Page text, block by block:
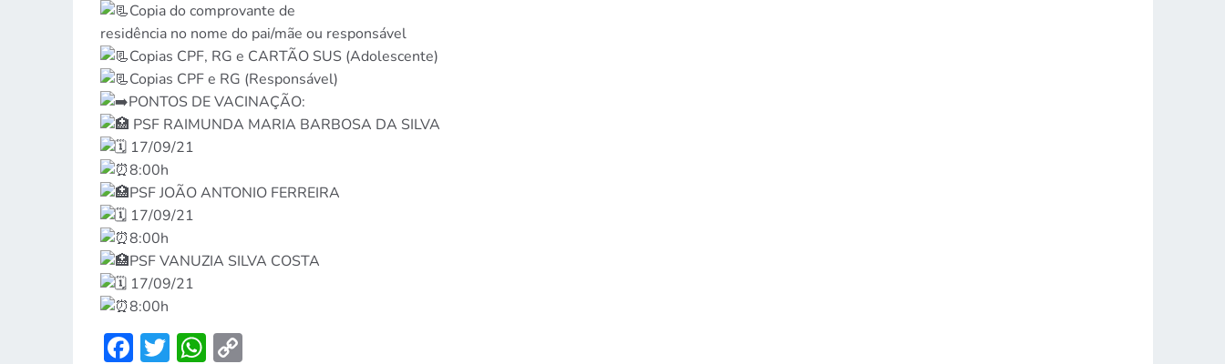
Copia do comprovante de
residência no nome do pai/mãe ou responsável
Copias CPF, RG e CARTÃO SUS (Adolescente)
Copias CPF e RG (Responsável)
PONTOS DE VACINAÇÃO:
PSF RAIMUNDA MARIA BARBOSA DA SILVA
17/09/21
8:00h
PSF JOÃO ANTONIO FERREIRA
17/09/21
8:00h
PSF VANUZIA SILVA COSTA
17/09/21
8:00h
Facebook
TwitterWhatsApp
Copy